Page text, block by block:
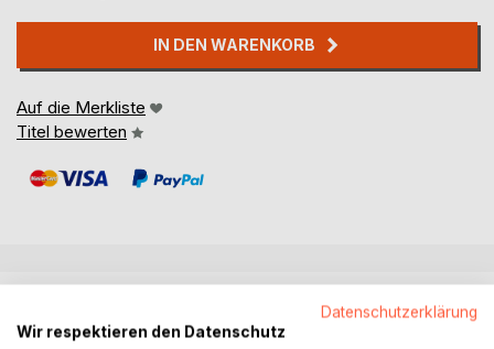
IN DEN WARENKORB
Auf die Merkliste
Titel bewerten
Datenschutzerklärung
Wir respektieren den Datenschutz